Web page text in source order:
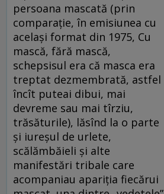
persoana mascată (prin
comparație, în emisiunea cu
același format din 1975, Cu
mască, fără mască,
schepsisul era că masca era
treptat dezmembrată, astfel
încît puteai dibui, mai
devreme sau mai tîrziu,
trăsăturile), lăsînd la o parte
și iureșul de urlete,
scălămbăieli și alte
manifestări tribale care
acompaniau apariția fiecărui